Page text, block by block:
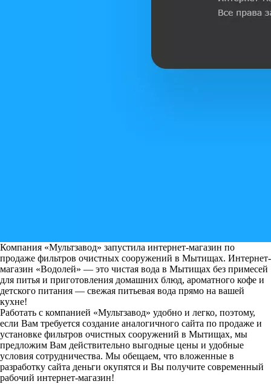
Компания «Мультзавод» запустила интернет-магазин по
продаже фильтров очистных сооружений в Мытищах. Интернет-
магазин «Водолей» — это чистая вода в Мытищах без примесей
для питья и приготовления домашних блюд, ароматного кофе и
детского питания — свежая питьевая вода прямо на вашей
кухне!
Работать с компанией «Мультзавод» удобно и легко, поэтому,
если Вам требуется создание аналогичного сайта по продаже и
установке фильтров очистных сооружений в Мытищах, мы
предложим Вам действительно выгодные цены и удобные
условия сотрудничества. Мы обещаем, что вложенные в
разработку сайта деньги окупятся и Вы получите современный
рабочий интернет-магазин!